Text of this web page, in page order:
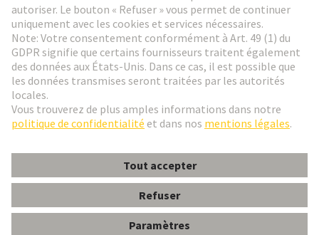
Social Media
France Français
© HARTING Technology Group
ContactPolitique de confidentialité
Conditions Générales de Vente